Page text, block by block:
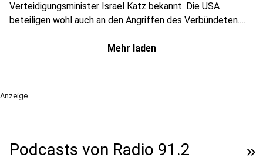
Verteidigungsminister Israel Katz bekannt. Die USA
beteiligen wohl auch an den Angriffen des Verbündeten.
Mehr laden
Anzeige
Podcasts von Radio 91.2 keyboard_double_arrow_right